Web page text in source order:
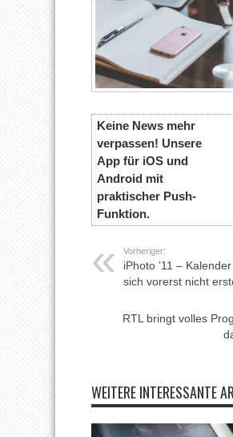
Keine News mehr
verpassen! Unsere
App für iOS und
Android mit
praktischer Push-
Funktion.
Vorheriger:
iPhoto ’11 –
sich vorerst nicht
RTL bringt volles
WEITERE INTERESSANTE